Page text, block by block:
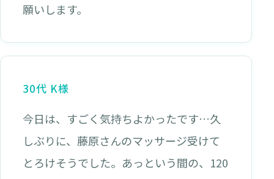
願いします。
30代 K様
今日は、すごく気持ちよかったです…久
しぶりに、藤原さんのマッサージ受けて
とろけそうでした。あっという間の、120